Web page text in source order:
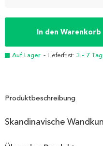
In den Warenkorb
Auf Lager - Lieferfrist: 3 - 7
Produktbeschreibung
Skandinavische